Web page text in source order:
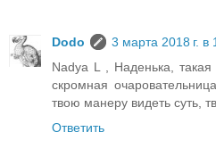
Dodo
3 марта 2018 г. в
Nadya L , Наденька,
скромная
твою манеру видеть суть,
Ответить